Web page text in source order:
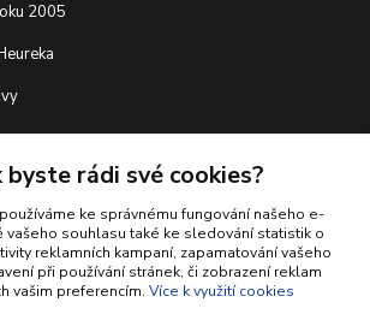
2005
shop.cz
byste rádi své cookies?
ke správnému fungování našeho e-
vašeho souhlasu také ke sledování statistik o
reklamních kampaní, zapamatování vašeho
při používání stránek, či zobrazení reklam
vašim preferencím. Více k využití cookies